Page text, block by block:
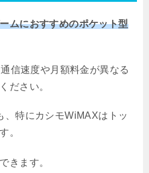
ムにおすすめのポケット型
信速度や月額料金が異なる
ださい。
、特にカシモWiMAXはトッ
。